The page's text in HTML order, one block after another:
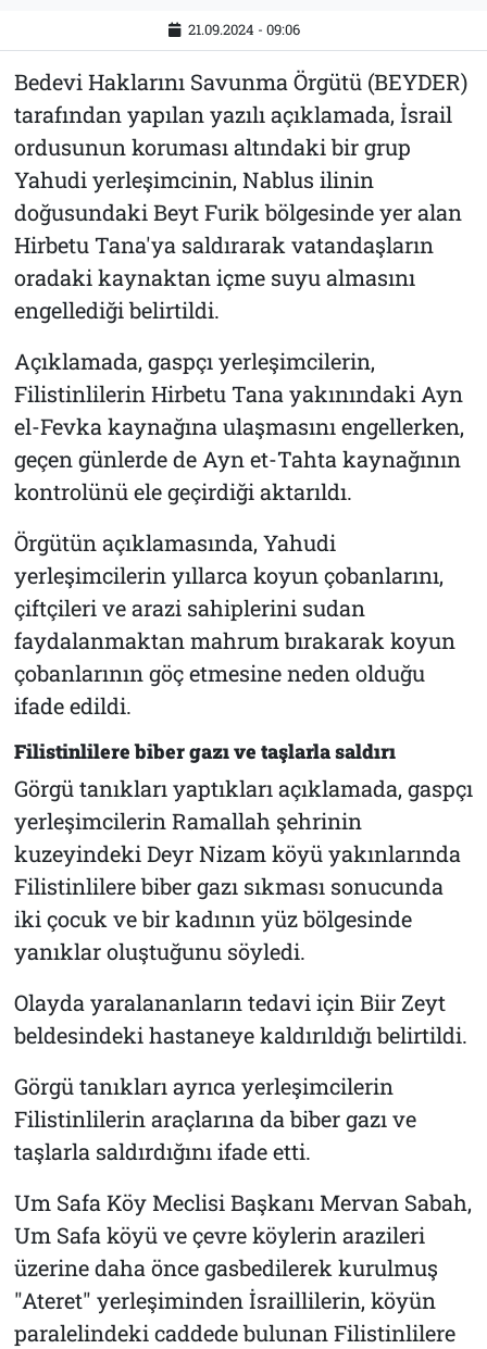
21.09.2024 - 09:06
Bedevi Haklarını Savunma Örgütü (BEYDER)
tarafından yapılan yazılı açıklamada, İsrail
ordusunun koruması altındaki bir grup
Yahudi yerleşimcinin, Nablus ilinin
doğusundaki Beyt Furik bölgesinde yer alan
Hirbetu Tana'ya saldırarak vatandaşların
oradaki kaynaktan içme suyu almasını
engellediği belirtildi.
Açıklamada, gaspçı yerleşimcilerin,
Filistinlilerin Hirbetu Tana yakınındaki Ayn
el-Fevka kaynağına ulaşmasını engellerken,
geçen günlerde de Ayn et-Tahta kaynağının
kontrolünü ele geçirdiği aktarıldı.
Örgütün açıklamasında, Yahudi
yerleşimcilerin yıllarca koyun çobanlarını,
çiftçileri ve arazi sahiplerini sudan
faydalanmaktan mahrum bırakarak koyun
çobanlarının göç etmesine neden olduğu
ifade edildi.
Filistinlilere biber gazı ve taşlarla saldırı
Görgü tanıkları yaptıkları açıklamada, gaspçı
yerleşimcilerin Ramallah şehrinin
kuzeyindeki Deyr Nizam köyü yakınlarında
Filistinlilere biber gazı sıkması sonucunda
iki çocuk ve bir kadının yüz bölgesinde
yanıklar oluştuğunu söyledi.
Olayda yaralananların tedavi için Biir Zeyt
beldesindeki hastaneye kaldırıldığı belirtildi.
Görgü tanıkları ayrıca yerleşimcilerin
Filistinlilerin araçlarına da biber gazı ve
taşlarla saldırdığını ifade etti.
Um Safa Köy Meclisi Başkanı Mervan Sabah,
Um Safa köyü ve çevre köylerin arazileri
üzerine daha önce gasbedilerek kurulmuş
"Ateret" yerleşiminden İsraillilerin, köyün
paralelindeki caddede bulunan Filistinlilere